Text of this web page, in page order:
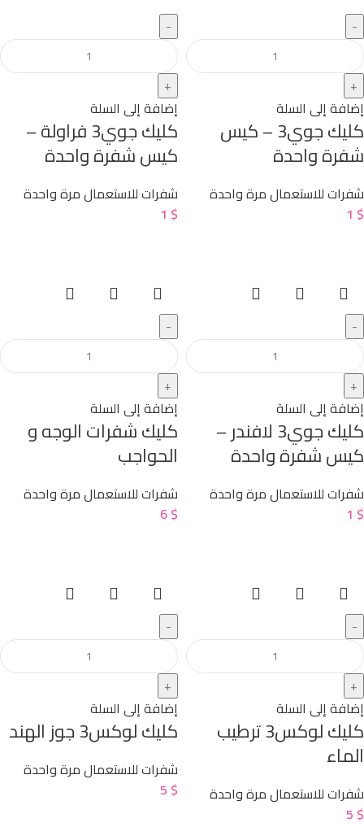
إضافة إلى السلة
كليك جوي3 – كيس
شفرة واحدة
شفرات للاستعمال مرة واحدة
1 $
إضافة إلى السلة
كليك جوي3 فراولة –
كيس شفرة واحدة
شفرات للاستعمال مرة واحدة
1 $
إضافة إلى السلة
كليك جوي3 لافندر –
كيس شفرة واحدة
شفرات للاستعمال مرة واحدة
1 $
إضافة إلى السلة
كليك شفرات الوجه و
الحواجب
شفرات للاستعمال مرة واحدة
6$
إضافة إلى السلة
كليك لوكس3 ترطيب
الماء
شفرات للاستعمال مرة واحدة
5 $
إضافة إلى السلة
كليك لوكس3 جوز الهند
شفرات للاستعمال مرة واحدة
5 $